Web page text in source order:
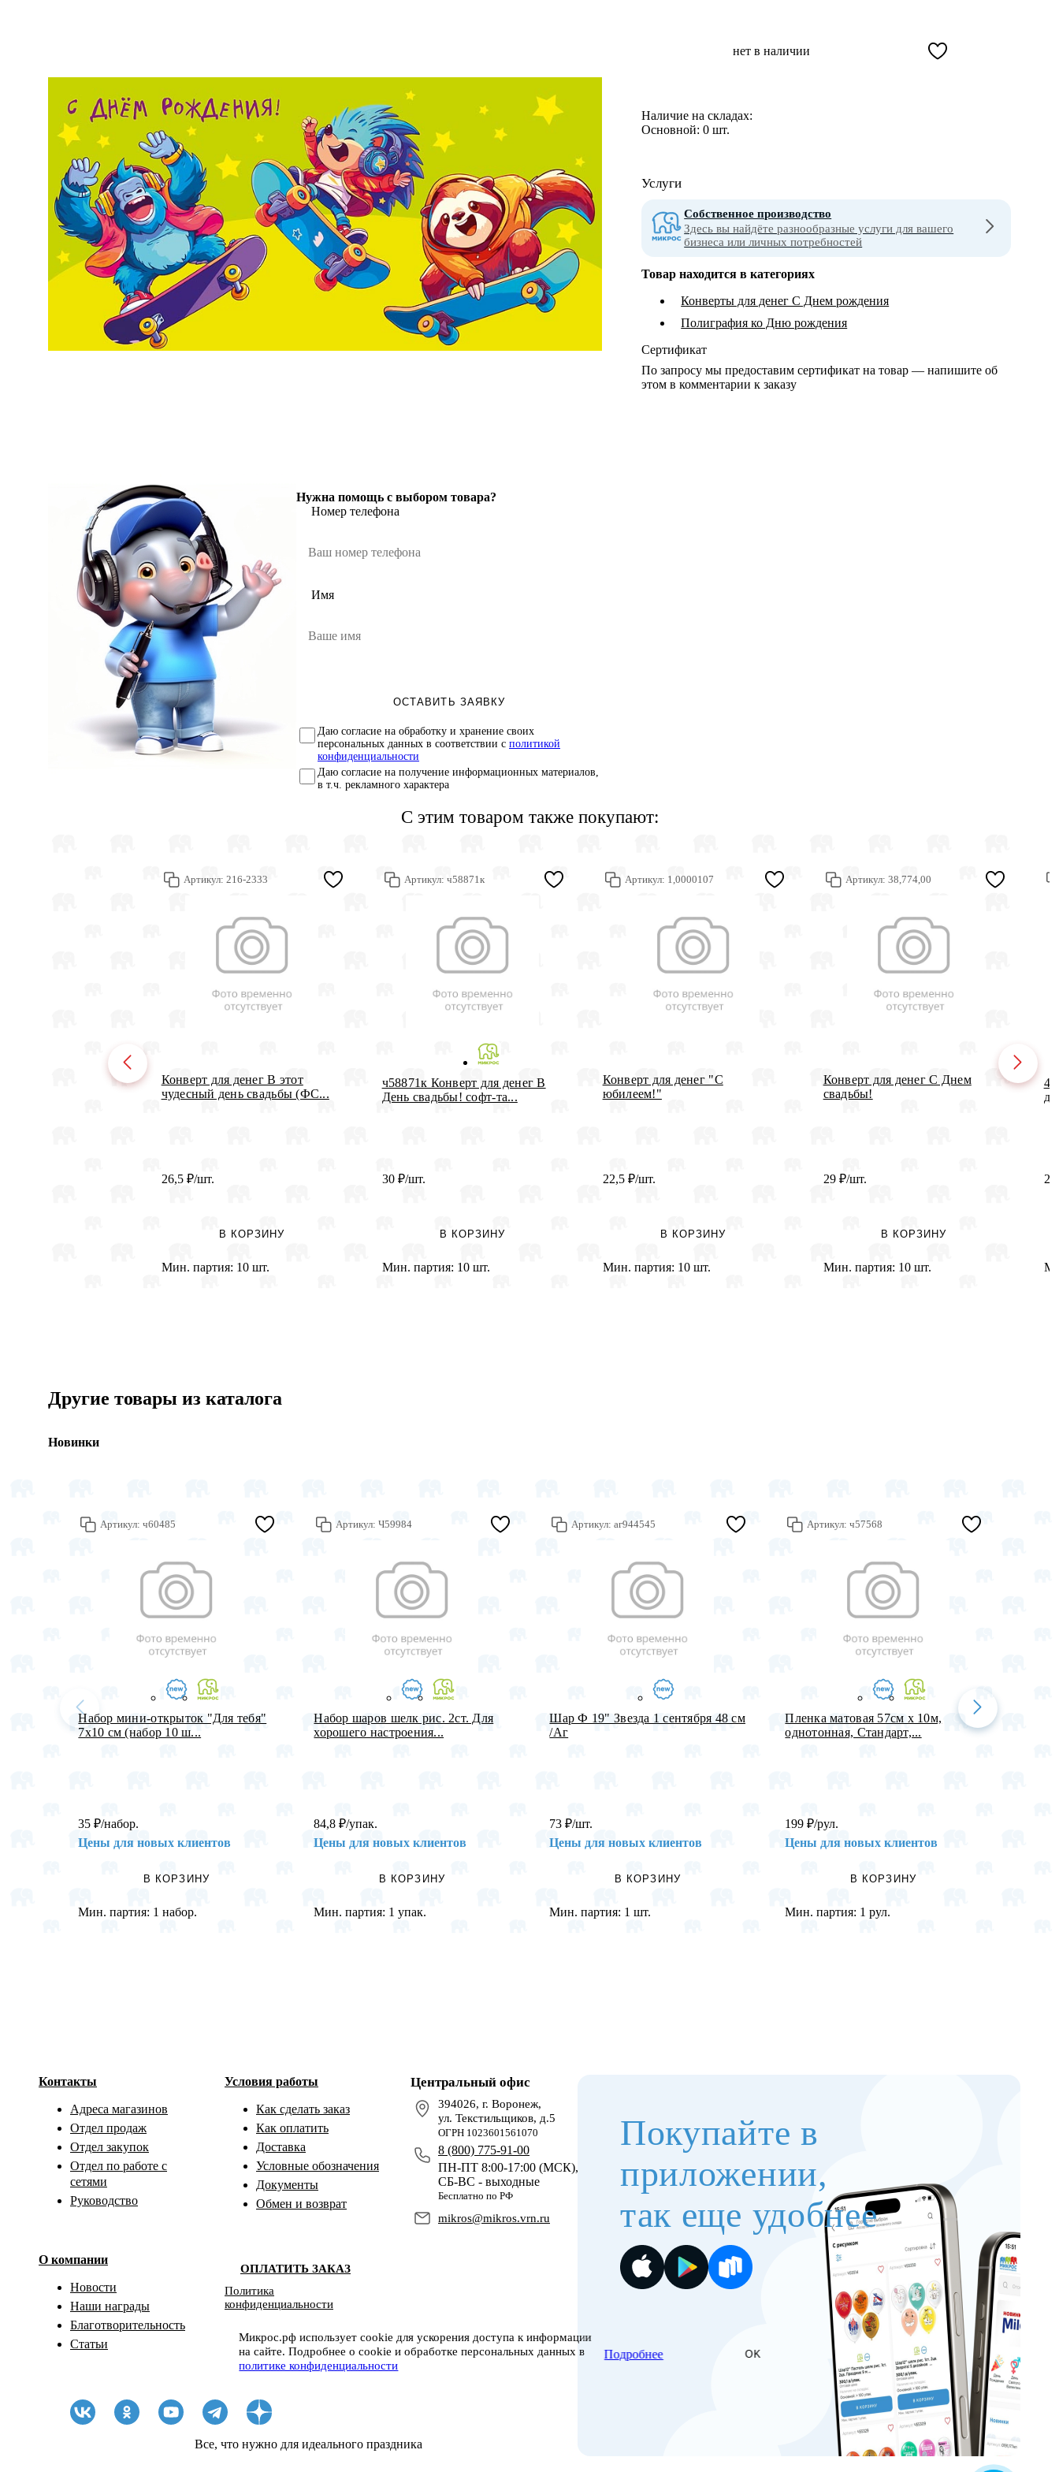
Нужна помощь с выбором товара?
Номер телефона
Имя
ОСТАВИТЬ ЗАЯВКУ
Даю согласие на обработку и хранение своих
персональных данных в соответствии с политикой
конфиденциальности
Даю согласие на получение информационных материалов,
в т.ч. рекламного характера
нет в наличии
Наличие на складах:
Основной:0 шт.
Услуги
Собственное производство
Здесь вы найдёте разнообразные услуги для вашего
бизнеса или личных потребностей
Товар находится в категориях
Конверты для денег С Днем рождения
Полиграфия ко Дню рождения
Сертификат
По запросу мы предоставим сертификат на товар — напишите об
этом в комментарии к заказу
С этим товаром также покупают:
Артикул: 216-2333
Конверт для денег В этот
чудесный день свадьбы (ФС...
26,5 ₽/шт.
В КОРЗИНУ
Мин. партия: 10 шт.
Артикул: ч58871к
ч58871к Конверт для денег В
День свадьбы! софт-та...
30 ₽/шт.
В КОРЗИНУ
Мин. партия: 10 шт.
Артикул: 1,0000107
Конверт для денег "С
юбилеем!"
22,5 ₽/шт.
В КОРЗИНУ
Мин. партия: 10 шт.
Артикул: 38,774,00
Конверт для денег С Днем
свадьбы!
29 ₽/шт.
В КОРЗИНУ
Мин. партия: 10 шт.
Другие товары из каталога
Новинки
Артикул: ч60485
Набор мини-открыток "Для тебя"
7х10 см (набор 10 ш...
35₽/набор.
Цены для новых клиентов
В КОРЗИНУ
Мин. партия: 1 набор.
Артикул: Ч59984
Набор шаров шелк рис. 2ст. Для
хорошего настроения...
84,8₽/упак.
Цены для новых клиентов
В КОРЗИНУ
Мин. партия: 1 упак.
Артикул: аг944545
Шар Ф 19" Звезда 1 сентября 48 см
/Аг
73₽/шт.
Цены для новых клиентов
В КОРЗИНУ
Мин. партия: 1 шт.
Артикул: ч57568
Пленка матовая 57см х 10м,
однотонная, Стандарт,...
199₽/рул.
Цены для новых клиентов
В КОРЗИНУ
Мин. партия: 1 рул.
Микрос.рф использует cookie для ускорения доступа к информации
на сайте. Подробнее о cookie и обработке персональных данных в
политике конфиденциальности
Подробнее OK
Центральный офис
394026, г. Воронеж,
ул. Текстильщиков, д.5
ОГРН 1023601561070
8 (800) 775-91-00
ПН-ПТ 8:00-17:00 (МСК),
СБ-ВС - выходные
Бесплатно по РФ
mikros@mikros.vrn.ru
Контакты
Адреса магазинов
Отдел продаж
Отдел закупок
Отдел по работе с
сетями
Руководство
О компании
Новости
Наши награды
Благотворительность
Статьи
Условия работы
Как сделать заказ
Как оплатить
Доставка
Условные обозначения
Документы
Обмен и возврат
ОПЛАТИТЬ ЗАКАЗ
Политика
конфиденциальности
Все, что нужно для идеального праздника
Покупайте в
приложении,
так еще удобнее